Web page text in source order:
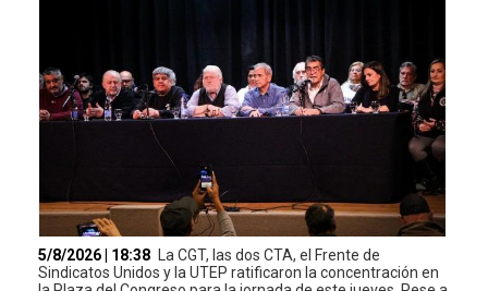
5/8/2026 | 18:38
La CGT, las dos CTA, el Frente de
Sindicatos Unidos y la UTEP ratificaron la concentración en